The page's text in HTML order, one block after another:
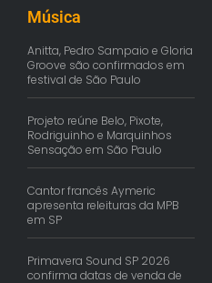
Música
Anitta, Pedro Sampaio e Gloria
Groove são confirmados em
festival de São Paulo
Projeto reúne Belo, Pixote,
Rodriguinho e Marquinhos
Sensação em São Paulo
Cantor francês Aymeric
apresenta releituras da MPB
em SP
Primavera Sound SP 2026
confirma datas de venda de